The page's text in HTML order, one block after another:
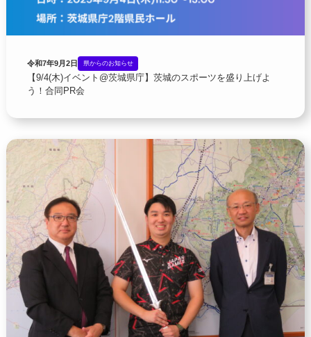
令和7年9月2日 県からのお知らせ
【9/4(木)イベント@茨城県庁】茨城のスポーツを盛り上げよ
う！合同PR会